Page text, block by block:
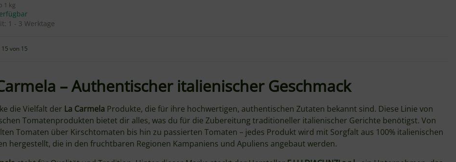
1 kg
1 - 3 Werktage
von 15
– Authentischer italienischer Geschmack
die Vielfalt der La Carmela Produkte, die für ihre hochwertigen, authentischen Zutaten bekannt sind. Diese Linie von
Tomatenprodukten bietet dir alles, was du für die Zubereitung traditioneller italienischer Gerichte benötigst. Von
Tomaten über Kirschtomaten bis hin zu passierten Tomaten – jedes Produkt wird mit Sorgfalt aus 100% italienischen
hergestellt, die in den fruchtbaren Regionen Kampaniens und Apuliens angebaut werden.